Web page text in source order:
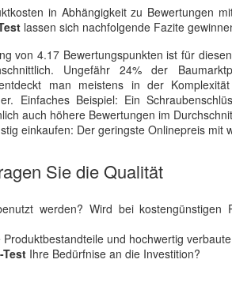
in Abhängigkeit zu Bewertungen
lassen sich nachfolgende Fazite
von 4.17 Bewertungspunkten ist für
Ungefähr 24% der
man meistens in der
Einfaches Beispiel: Ein
auch höhere Bewertungen im
einkaufen: Der geringste Onlinepreis mit
Sie die Qualität
werden? Wird bei
und hochwertig
Ihre Bedürfnise an die Investition?